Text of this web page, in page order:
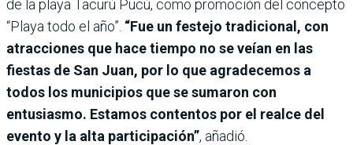
de la playa Tacurú Pucú, como promoción del concepto
“Playa todo el año”. “Fue un festejo tradicional, con
atracciones que hace tiempo no se veían en las
fiestas de San Juan, por lo que agradecemos a
todos los municipios que se sumaron con
entusiasmo. Estamos contentos por el realce del
evento y la alta participación”, añadió.